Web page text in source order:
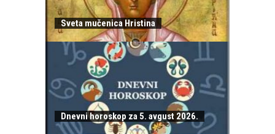
Sveta mučenica Hristina
Dnevni horoskop za 5. avgust 2026.